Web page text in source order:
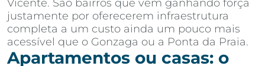
Vicente. São bairros que vêm ganhando força
justamente por oferecerem infraestrutura
completa a um custo ainda um pouco mais
acessível que o Gonzaga ou a Ponta da Praia.
Apartamentos ou casas: o